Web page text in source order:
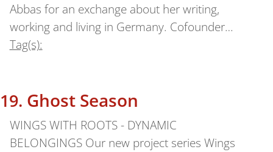
Abbas for an exchange about her writing,
working and living in Germany. Cofounder…
Tag(s):
Ghost Season
WINGS WITH ROOTS - DYNAMIC
BELONGINGS Our new project series Wings